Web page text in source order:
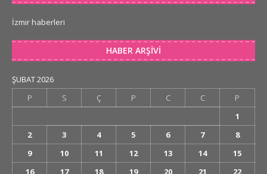
İzmir haberleri
HABER ARŞIVI
ŞUBAT 2026
P
S Ç P C C
P
1
2
3 4 5 6 7
8
9
10 11 12 13 14
15
16
17 18 19 20 21 22